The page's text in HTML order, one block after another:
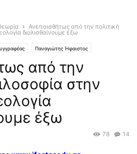
Ανεπαισθήτως από την πολιτική
διολισθαίνουμε έξω
Παναγιώτης Ήφαιστος
από την
στην
έξω
14
78